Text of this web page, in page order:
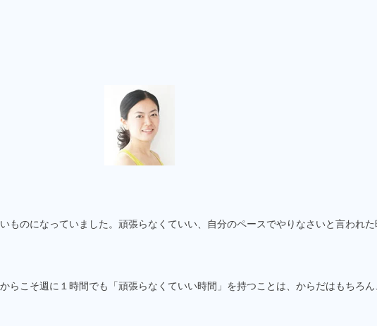
ものになっていました。頑張らなくていい、自分のペースでやりなさいと言われ
らこそ週に１時間でも「頑張らなくていい時間」を持つことは、からだはもちろ